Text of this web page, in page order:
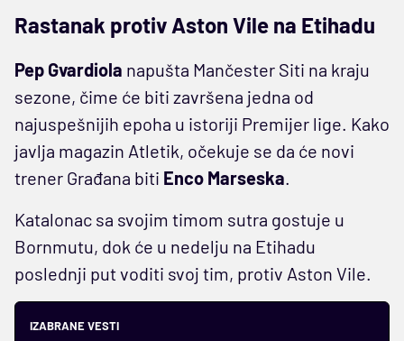
Rastanak protiv Aston Vile na Etihadu
Pep Gvardiola napušta Mančester Siti na kraju
sezone, čime će biti završena jedna od
najuspešnijih epoha u istoriji Premijer lige. Kako
javlja magazin Atletik, očekuje se da će novi
trener Građana biti Enco Marseska.
Katalonac sa svojim timom sutra gostuje u
Bornmutu, dok će u nedelju na Etihadu
poslednji put voditi svoj tim, protiv Aston Vile.
IZABRANE VESTI